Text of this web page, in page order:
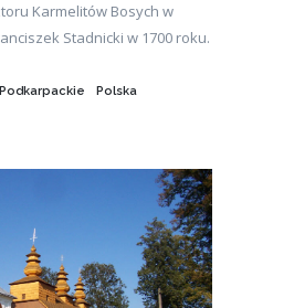
Karmelitów Bosych w
Stadnicki w 1700 roku.
Podkarpackie Polska